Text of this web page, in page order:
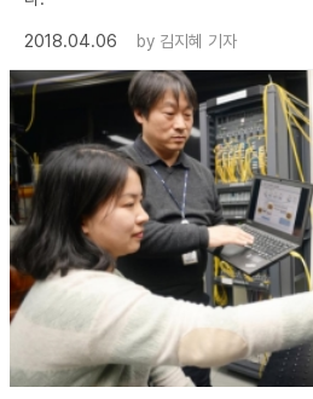
2018.04.06
by 김지혜 기자